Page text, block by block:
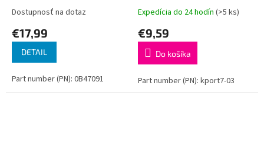
Dostupnosť na dotaz
€17,99
DETAIL
Part number (PN): 0B47091
V1.2 prípojný kábel M/M
3m
Expedícia do 24 hodín (>5 ks)
€9,59
Do košíka
Part number (PN): kport7-03